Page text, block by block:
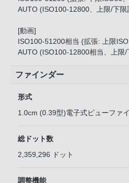
AUTO (ISO100-12800、上限/下限
[動画]
ISO100-51200相当 (拡張: 上限
AUTO (ISO100-12800相当、上限/
ファインダー
形式
1.0cm (0.39型)電子式ビューファ
総ドット数
2,359,296 ドット
調整機能